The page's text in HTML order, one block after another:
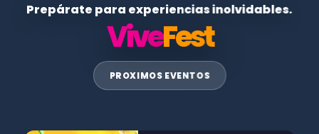
Prepárate para experiencias inolvidables.
ViveFest
PROXIMOS EVENTOS